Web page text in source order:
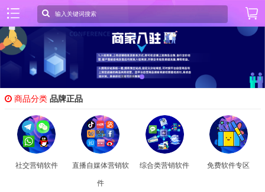
商品分类 品牌正品
社交营销软件 直播自媒体营销软
件
综合类营销软件 免费软件专区